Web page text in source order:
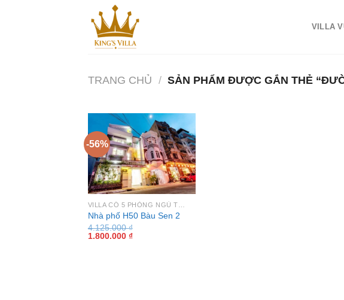
VILLA
TRANG CHỦ / SẢN PHẨM ĐƯỢC GẮN THẺ
-56%
Nhà phố H50 Bàu Sen 2
4.125.000₫
Giá
1.800.000 ₫Giá